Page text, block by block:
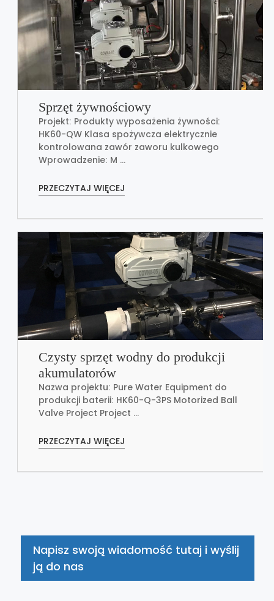
Sprzęt żywnościowy
Projekt: Produkty wyposażenia żywności:
HK60-QW Klasa spożywcza elektrycznie
kontrolowana zawór zaworu kulkowego
Wprowadzenie: M ...
PRZECZYTAJ WIĘCEJ
Czysty sprzęt wodny do produkcji
akumulatorów
Nazwa projektu: Pure Water Equipment do
produkcji baterii: HK60-Q-3PS Motorized Ball
Valve Project Project ...
PRZECZYTAJ WIĘCEJ
Napisz swoją wiadomość tutaj i wyślij
ją do nas